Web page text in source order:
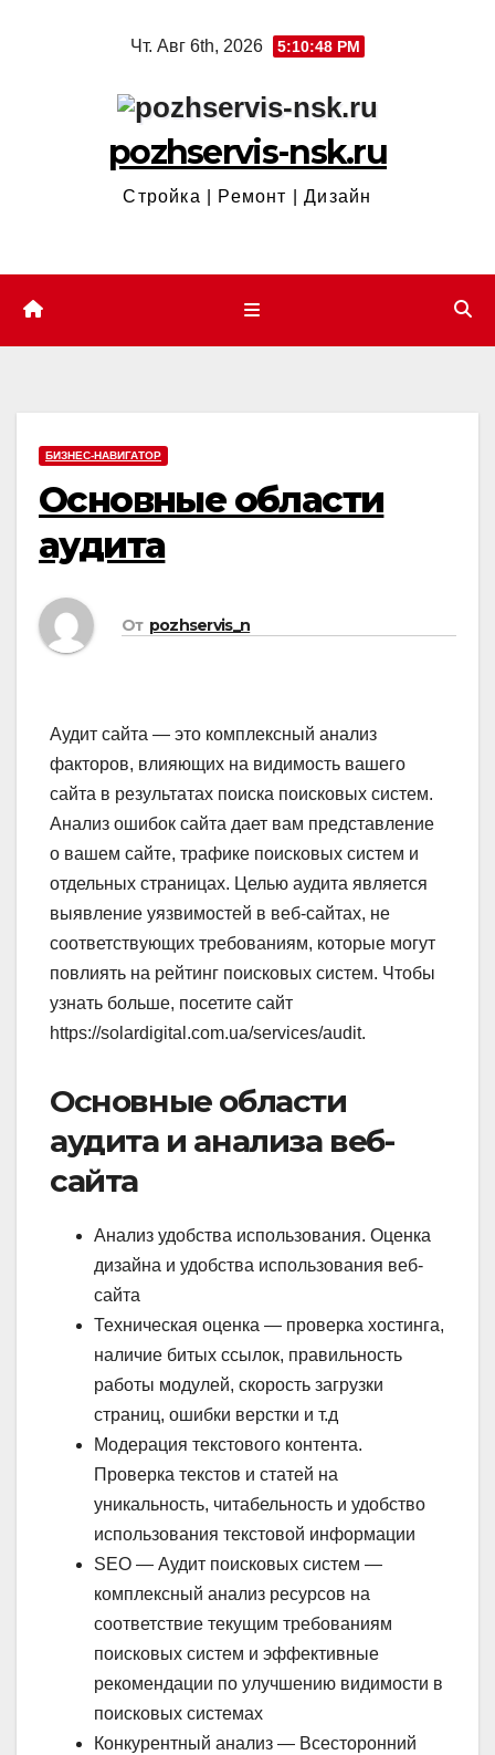
Чт. Авг 6th, 2026 5:10:49 PM
pozhservis-nsk.ru
Стройка | Ремонт | Дизайн
БИЗНЕС-НАВИГАТОР
Основные области
аудита
От pozhservis_n
Аудит сайта — это комплексный анализ
факторов, влияющих на видимость вашего
сайта в результатах поиска поисковых систем.
Анализ ошибок сайта дает вам представление
о вашем сайте, трафике поисковых систем и
отдельных страницах. Целью аудита является
выявление уязвимостей в веб-сайтах, не
соответствующих требованиям, которые могут
повлиять на рейтинг поисковых систем. Чтобы
узнать больше, посетите сайт
https://solardigital.com.ua/services/audit.
Основные области
аудита и анализа веб-
сайта
Анализ удобства использования. Оценка
дизайна и удобства использования веб-
сайта
Техническая оценка — проверка хостинга,
наличие битых ссылок, правильность
работы модулей, скорость загрузки
страниц, ошибки верстки и т.д
Модерация текстового контента.
Проверка текстов и статей на
уникальность, читабельность и удобство
использования текстовой информации
SEO — Аудит поисковых систем —
комплексный анализ ресурсов на
соответствие текущим требованиям
поисковых систем и эффективные
рекомендации по улучшению видимости в
поисковых системах
Конкурентный анализ — Всесторонний